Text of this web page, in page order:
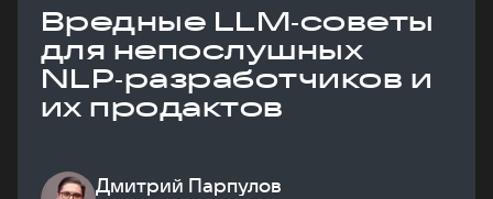
Вредные LLM‑советы
для непослушных
NLP‑разработчиков и
их продактов
Дмитрий Парпулов